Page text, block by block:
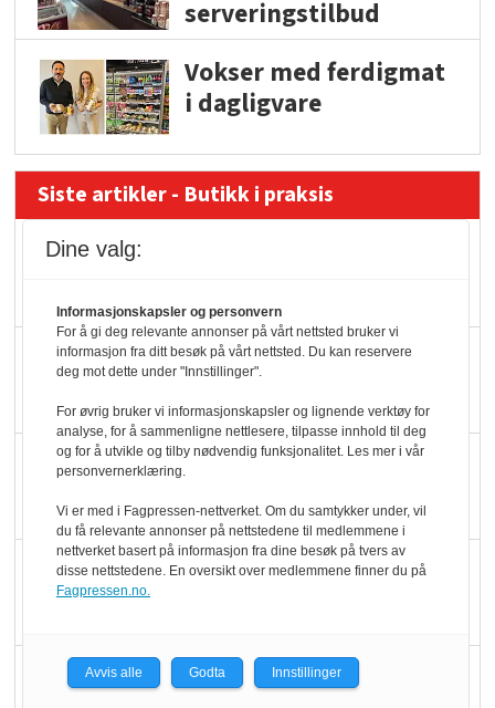
serveringstilbud
Vokser med ferdigmat
i dagligvare
Siste artikler - Butikk i praksis
Slik opprettholdes
ølsalget
Færre varer, men fulle
hyller
KI lager mat i butikken
Q passerte 1 milliard i
Dine valg:
Informasjonskapsler og personvern
For å gi deg relevante annonser på vårt nettsted bruker vi
informasjon fra ditt besøk på vårt nettsted. Du kan reservere
deg mot dette under "Innstillinger".
For øvrig bruker vi informasjonskapsler og lignende verktøy for
analyse, for å sammenligne nettlesere, tilpasse innhold til deg
og for å utvikle og tilby nødvendig funksjonalitet. Les mer i vår
personvernerklæring.
Vi er med i Fagpressen-nettverket. Om du samtykker under, vil
du få relevante annonser på nettstedene til medlemmene i
nettverket basert på informasjon fra dine besøk på tvers av
disse nettstedene. En oversikt over medlemmene finner du på
Fagpressen.no.
Avvis alle Godta Innstillinger